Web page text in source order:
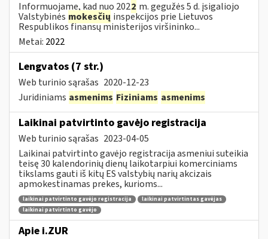
Informuojame, kad nuo 2022 m. gegužės 5 d. įsigaliojo
Valstybinės mokesčių inspekcijos prie Lietuvos
Respublikos finansų ministerijos viršininko...
Metai: 2022
Lengvatos (7 str.)
Web turinio sąrašas 2020-12-23
Juridiniams asmenims Fiziniams asmenims
Laikinai patvirtinto gavėjo registracija
Web turinio sąrašas 2023-04-05
Laikinai patvirtinto gavėjo registracija asmeniui suteikia
teisę 30 kalendorinių dienų laikotarpiui komerciniams
tikslams gauti iš kitų ES valstybių narių akcizais
apmokestinamas prekes, kurioms...
laikinai patvirtinto gavėjo registracija
laikinai patvirtintas gavėjas
laikinai patvirtinto gavėjo
Apie i.ZUR